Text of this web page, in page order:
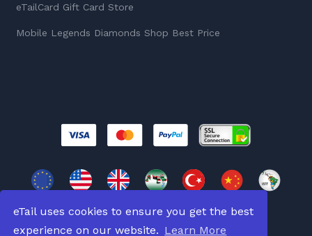
eTail uses cookies to ensure you get the best
experience on our website. Learn More
eTailCard Gift Card Store
Mobile Legends Diamonds Shop Best Price